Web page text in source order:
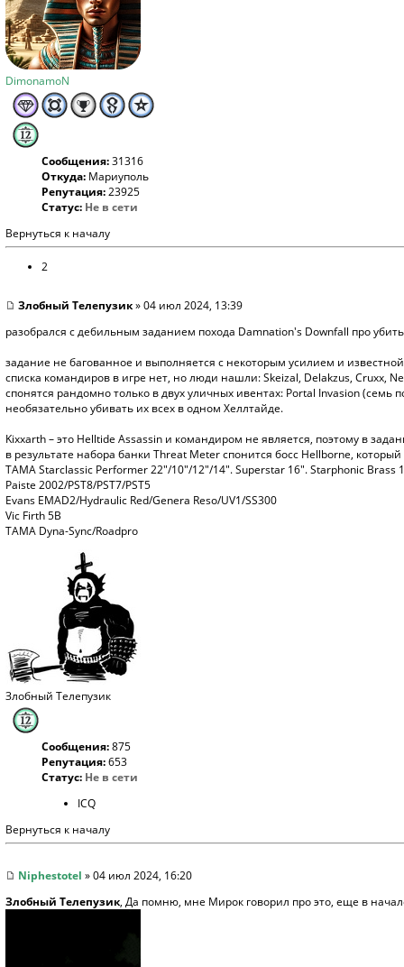
DimonamoN
Сообщения:31316
Откуда: Мариуполь
Репутация:23925
Статус: Не в сети
Вернуться к началу
2
Злобный Телепузик» 04 июл 2024, 13:39
разобрался с дебильным заданием похода Damnation's Downfall про
задание не багованное и выполняется с некоторым усилием и
списка командиров в игре нет, но люди нашли: Skeizal, Delakzus, Cruxx,
спонятся рандомно только в двух уличных ивентах: Portal Invasion (семь
необязательно убивать их всех в одном Хеллтайде.
Kixxarth – это Helltide Assassin и командиром не является, поэтому в
в результате набора банки Threat Meter спонится босс Hellborne,
TAMA Starclassic Performer 22"/10"/12"/14". Superstar 16". Starphonic Brass
Paiste 2002/PST8/PST7/PST5
Evans EMAD2/Hydraulic Red/Genera Reso/UV1/SS300
Vic Firth 5B
TAMA Dyna-Sync/Roadpro
Злобный Телепузик
Сообщения:875
Репутация:653
Статус: Не в сети
ICQ
Вернуться к началу
Niphestotel » 04 июл 2024, 16:20
Злобный Телепузик, Да помню, мне Мирок говорил про это, еще в